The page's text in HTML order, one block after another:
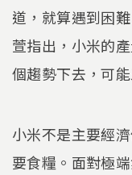
道，就算遇到困
萱指出，小米的
個趨勢下去，可
小米不是主要經
要食糧。面對極